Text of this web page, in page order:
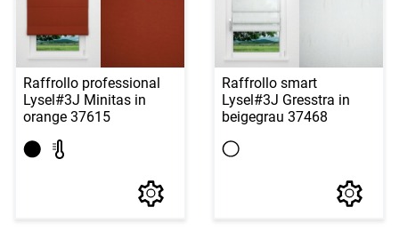
Raffrollo professional
Lysel#3J Minitas in
orange 37615
Raffrollo smart
Lysel#3J Gresstra in
beigegrau 37468